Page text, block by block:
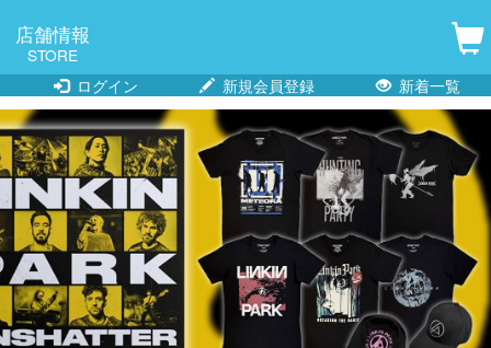
店舗情報
STORE
ログイン
新規会員登録 新着一覧